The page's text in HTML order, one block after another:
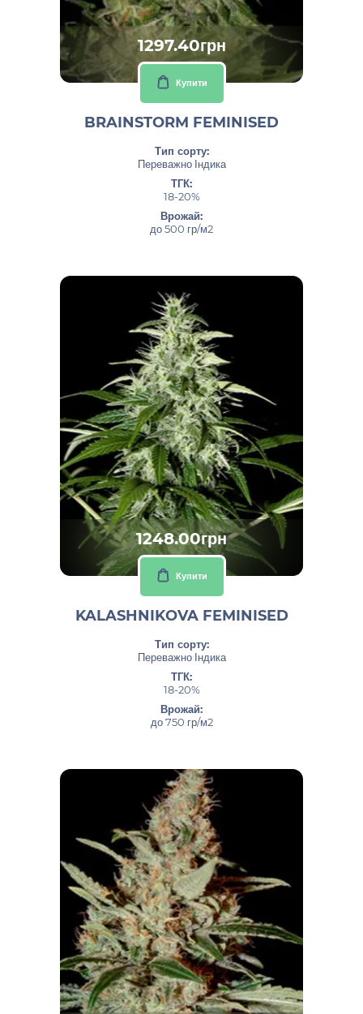
1297.40грн
Купити
BRAINSTORM FEMINISED
Тип сорту:
Переважно Індика
ТГК:
18-20%
Врожай:
до 500 гр/м2
1248.00грн
Купити
KALASHNIKOVA FEMINISED
Тип сорту:
Переважно Індика
ТГК:
18-20%
Врожай:
до 750 гр/м2